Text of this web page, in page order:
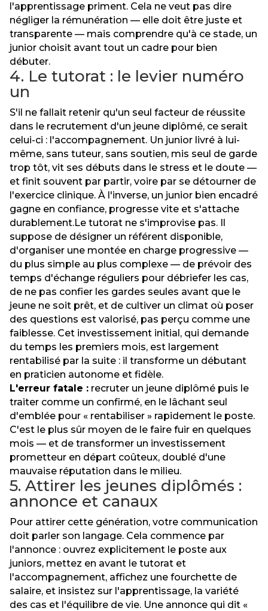
l'apprentissage priment. Cela ne veut pas dire
négliger la rémunération — elle doit être juste et
transparente — mais comprendre qu'à ce stade, un
junior choisit avant tout un cadre pour bien
débuter.
4. Le tutorat : le levier numéro
un
S'il ne fallait retenir qu'un seul facteur de réussite
dans le recrutement d'un jeune diplômé, ce serait
celui-ci : l'accompagnement. Un junior livré à lui-
même, sans tuteur, sans soutien, mis seul de garde
trop tôt, vit ses débuts dans le stress et le doute —
et finit souvent par partir, voire par se détourner de
l'exercice clinique. À l'inverse, un junior bien encadré
gagne en confiance, progresse vite et s'attache
durablement.Le tutorat ne s'improvise pas. Il
suppose de désigner un référent disponible,
d'organiser une montée en charge progressive —
du plus simple au plus complexe — de prévoir des
temps d'échange réguliers pour débriefer les cas,
de ne pas confier les gardes seules avant que le
jeune ne soit prêt, et de cultiver un climat où poser
des questions est valorisé, pas perçu comme une
faiblesse. Cet investissement initial, qui demande
du temps les premiers mois, est largement
rentabilisé par la suite : il transforme un débutant
en praticien autonome et fidèle.
L'erreur fatale : recruter un jeune diplômé puis le
traiter comme un confirmé, en le lâchant seul
d'emblée pour « rentabiliser » rapidement le poste.
C'est le plus sûr moyen de le faire fuir en quelques
mois — et de transformer un investissement
prometteur en départ coûteux, doublé d'une
mauvaise réputation dans le milieu.
5. Attirer les jeunes diplômés :
annonce et canaux
Pour attirer cette génération, votre communication
doit parler son langage. Cela commence par
l'annonce : ouvrez explicitement le poste aux
juniors, mettez en avant le tutorat et
l'accompagnement, affichez une fourchette de
salaire, et insistez sur l'apprentissage, la variété
des cas et l'équilibre de vie. Une annonce qui dit «